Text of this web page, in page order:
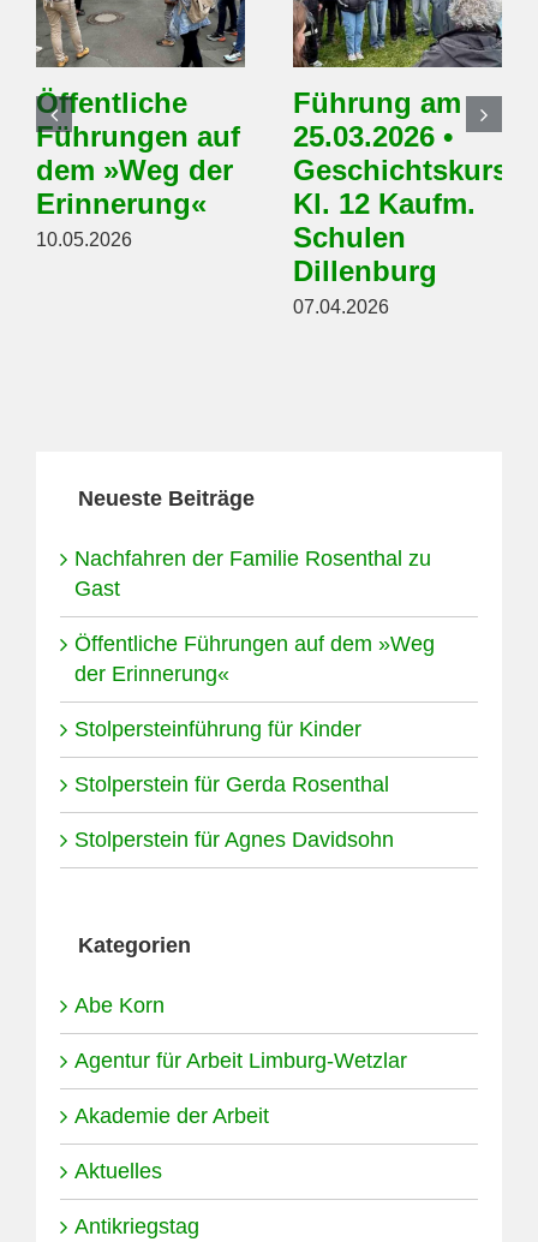
Öffentliche
Führungen auf
dem »Weg der
Erinnerung«
10.05.2026
Führung am
25.03.2026 •
Geschichtskurs
Kl. 12 Kaufm.
Schulen
Dillenburg
07.04.2026
Neueste Beiträge
Nachfahren der Familie Rosenthal zu
Gast
Öffentliche Führungen auf dem »Weg
der Erinnerung«
Stolpersteinführung für Kinder
Stolperstein für Gerda Rosenthal
Stolperstein für Agnes Davidsohn
Kategorien
Abe Korn
Agentur für Arbeit Limburg-Wetzlar
Akademie der Arbeit
Aktuelles
Antikriegstag